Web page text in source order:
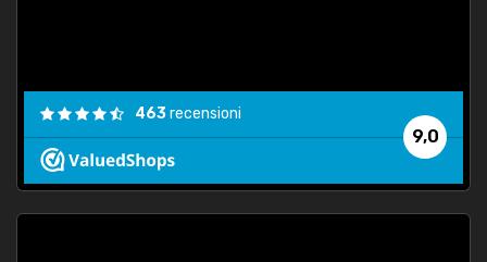
9,0
463recensioni